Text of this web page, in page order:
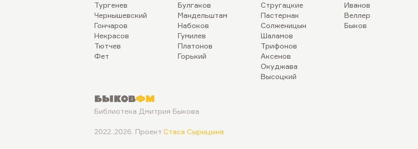
Тургенев
Чернышевский
Гончаров
Некрасов
Тютчев
Фет
Булгаков
Мандельштам
Набоков
Гумилев
Платонов
Горький
Стругацкие
Пастернак
Солженицын
Шаламов
Трифонов
Аксенов
Окуджава
Высоцкий
Иванов
Веллер
Быков
БыковФМ
Библиотека Дмитрия Быкова
2022..2026. Проект Стаса Сырицына